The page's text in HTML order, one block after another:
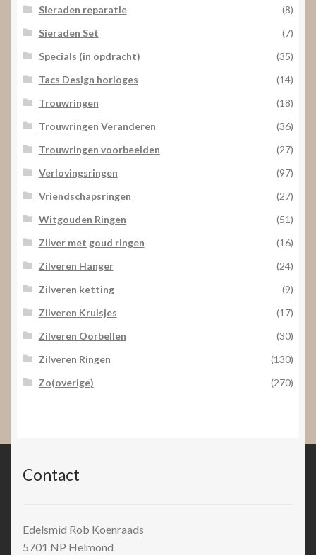
Sieraden reparatie
(8)
Sieraden Set
(7)
Specials (in opdracht)
(35)
Tacs Design horloges
(14)
Trouwringen
(18)
Trouwringen Veranderen
(36)
Trouwringen voorbeelden
(27)
Verlovingsringen
(97)
Vriendschapsringen
(27)
Witgouden Ringen
(51)
Zilver met goud ringen
(16)
Zilveren Hanger
(24)
Zilveren ketting
(9)
Zilveren Kruisjes
(17)
Zilveren Oorbellen
(30)
Zilveren Ringen
(130)
Zo(overige)
(270)
Contact
Edelsmid Rob Koenraads
5701 NP Helmond